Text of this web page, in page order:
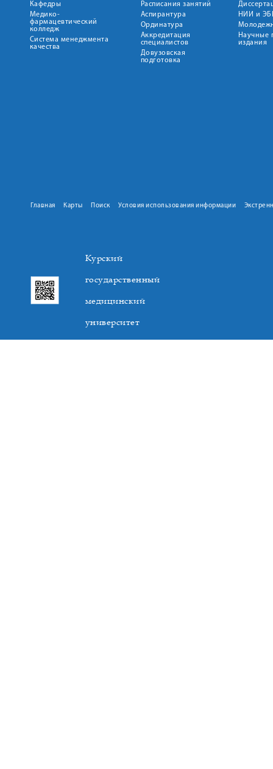
Кафедры
Медико-
фармацевтический
колледж
Система менеджмента
качества
Расписания занятий
Аспирантура
Ординатура
Аккредитация
специалистов
Довузовская
подготовка
НИИ и
Научные
издания
Главная Карты Поиск Условия использования информации
Курский
государственный
медицинский
университет